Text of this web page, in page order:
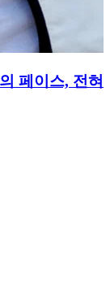
페이스, 전